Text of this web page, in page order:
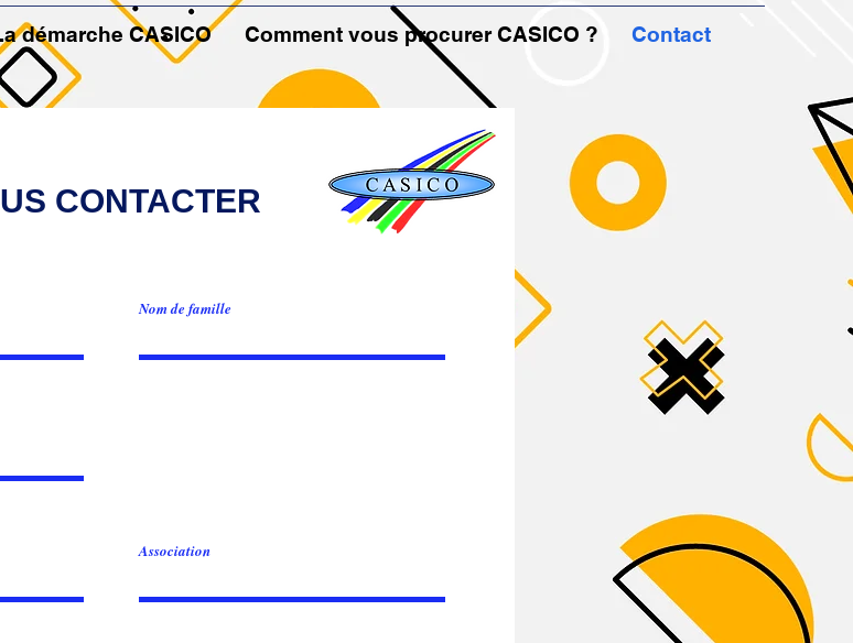
démarche CASICO Comment vous procurer CASICO ? Contact
CONTACTER
Nom de famille
Association